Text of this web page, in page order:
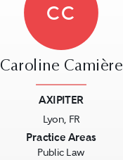
CC
Caroline Camière
AXIPITER
Lyon, FR
Practice Areas
Public Law